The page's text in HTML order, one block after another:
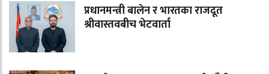
प्रधानमन्त्री बालेन र भारतका राजदूत
श्रीवास्तवबीच भेटवार्ता